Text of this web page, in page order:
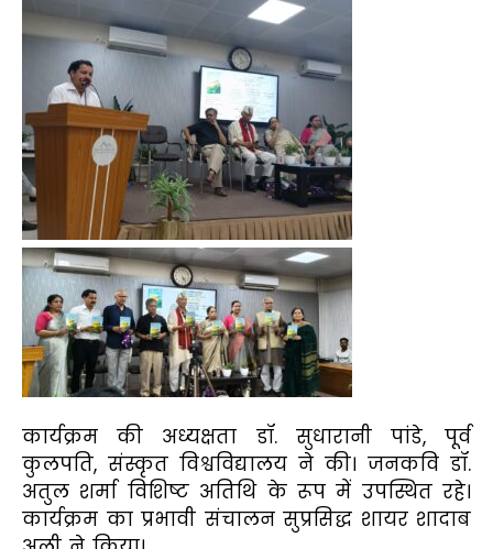
कार्यक्रम की अध्यक्षता डॉ. सुधारानी पांडे, पूर्व
कुलपति, संस्कृत विश्वविद्यालय ने की। जनकवि डॉ.
अतुल शर्मा विशिष्ट अतिथि के रूप में उपस्थित रहे।
कार्यक्रम का प्रभावी संचालन सुप्रसिद्ध शायर शादाब